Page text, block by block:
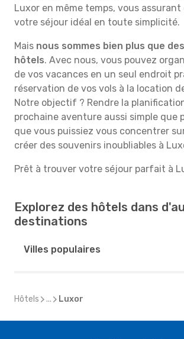
Luxor en même temps, vous
votre séjour idéal en toute simplicité.
Mais nous sommes bien plus que
hôtels. Avec nous, vous pouvez
de vos vacances en un seul endroit
réservation de vos vols à la location
Notre objectif ? Rendre la
prochaine aventure aussi simple que
que vous puissiez vous concentrer
créer des souvenirs inoubliables à
Prêt à trouver votre séjour parfait à
Explorez des hôtels dans
destinations
Villes populaires
Hôtels ... Luxor